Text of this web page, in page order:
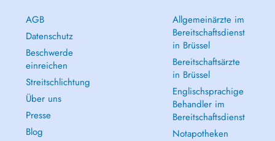
AGB
Datenschutz
Beschwerde
einreichen
Streitschlichtung
Über uns
Presse
Blog
Allgemeinärzte im
Bereitschaftsdienst
in Brüssel
Bereitschaftsärzte
in Brüssel
Englischsprachige
Behandler im
Bereitschaftsdienst
Notapotheken